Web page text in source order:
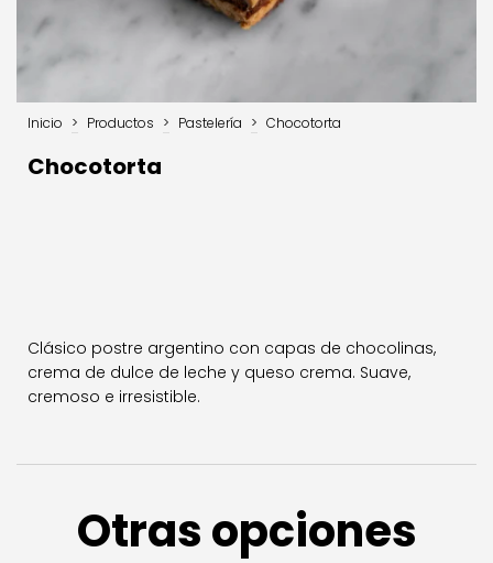
Inicio > Productos > Pastelería > Chocotorta
Chocotorta
Clásico postre argentino con capas de chocolinas,
crema de dulce de leche y queso crema. Suave,
cremoso e irresistible.
Otras opciones